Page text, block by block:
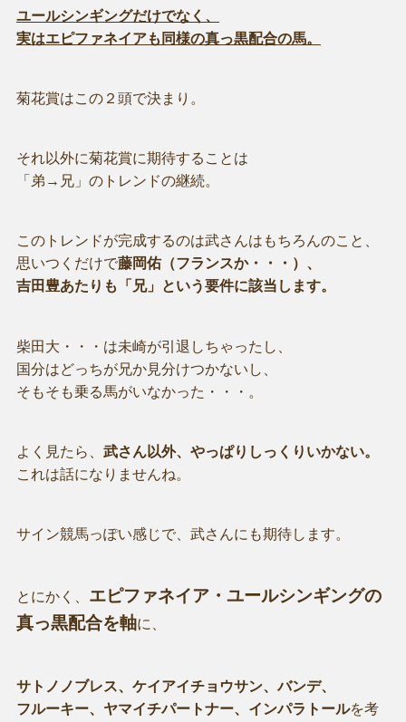
ユールシンギングだけでなく、
実はエピファネイアも同様の真っ黒配合の馬。
菊花賞はこの２頭で決まり。
それ以外に菊花賞に期待することは
「弟→兄」のトレンドの継続。
このトレンドが完成するのは武さんはもちろんのこと、
思いつくだけで藤岡佑（フランスか・・・）、
吉田豊あたりも「兄」という要件に該当します。
柴田大・・・は未崎が引退しちゃったし、
国分はどっちが兄か見分けつかないし、
そもそも乗る馬がいなかった・・・。
よく見たら、 武さん以外、やっぱりしっくりいかない。
これは話になりませんね。
サイン競馬っぽい感じで、武さんにも期待します。
とにかく、 エピファネイア・ユールシンギングの
真っ黒配合を軸に、
サトノノブレス、ケイアイチョウサン、バンデ、
フルーキー、ヤマイチパートナー、インパラトールを考